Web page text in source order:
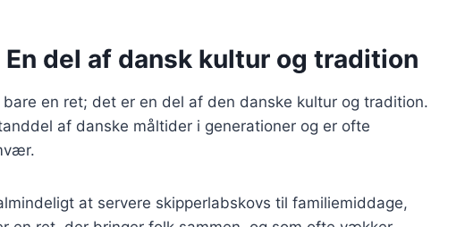
del af dansk kultur og tradition
en ret; det er en del af den danske kultur og tradition.
af danske måltider i generationer og er ofte
at servere skipperlabskovs til familiemiddage,